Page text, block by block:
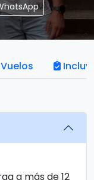
Vuelos
a más de 12